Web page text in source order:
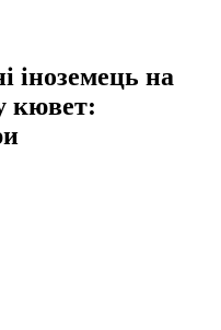
іноземець на
кювет: